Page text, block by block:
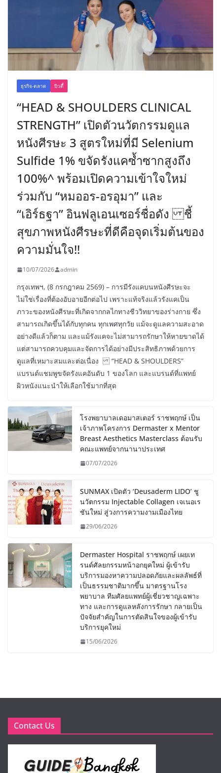
ธุรกิจ-ตลาด บิวตี้
“HEAD & SHOULDERS CLINICAL
STRENGTH” เปิดตัวนวัตกรรมดูแล
หนังศีรษะ 3 สูตรใหม่ที่มี Selenium
Sulfide 1% ขจัดรังแคซ้ำซากสูงถึง
100%^ พร้อมเปิดความเข้าใจใหม่
ร่วมกับ “หมออร-อรอุมา” และ
“เอิร์ธฐา” อินฟลูเอนเซอร์ชื่อดัง ชี้
สุขภาพหนังศีรษะที่ดีคือจุดเริ่มต้นของ
ความมั่นใจ!!
10/07/2026 admin
กรุงเทพฯ, (8 กรกฎาคม 2569) – การมีรังแคบนหนังศีรษะจะ
ไม่ใช่เรื่องที่ต้องอับอายอีกต่อไป เพราะแท้จริงแล้วรังแคเป็น
ภาวะของหนังศีรษะที่เกิดจากกลไกทางชีววิทยาของร่างกาย ซึ่ง
สามารถเกิดขึ้นได้กับทุกคน ทุกเพศทุกวัย แม้จะดูแลความสะอาด
อย่างดีแล้วก็ตาม และแม้รังแคจะไม่สามารถรักษาให้หายขาดได้
แต่สามารถควบคุมและจัดการได้อย่างมีประสิทธิภาพด้วยการ
ดูแลที่เหมาะสมและต่อเนื่อง “HEAD & SHOULDERS”
แบรนด์แชมพูขจัดรังแคอันดับ 1 ของโลก และแบรนด์ที่แพทย์
ผิวหนังแนะนำให้เลือกใช้มากที่สุด
โรงพยาบาลเดอมาสเตอร์ ราชพฤกษ์ เป็น
เจ้าภาพโครงการ Dermaster x Mentor
Breast Aesthetics Masterclass ต้อนรับ
คณะแพทย์จากนานาประเทศ
07/07/2026
SUNMAX เปิดตัว ‘Deusaderm LIDO’ ชู
นวัตกรรม Injectable Collagen เจเนอเร
ชันใหม่ สู่วงการความงามเมืองไทย
29/06/2026
Dermaster Hospital ราชพฤกษ์ เผยเท
รนด์ศัลยกรรมหน้าอกยุคใหม่ ผู้เข้ารับ
บริการมองหาความปลอดภัยและผลลัพธ์ที่
เป็นธรรมชาติมากขึ้น มาตรฐานโรง
พยาบาล ทีมศัลยแพทย์ผู้เชี่ยวชาญเฉพาะ
ทาง และการดูแลหลังการรักษา กลายเป็น
ปัจจัยสำคัญในการตัดสินใจของผู้เข้ารับ
บริการยุคใหม่
15/06/2026
Contact Us